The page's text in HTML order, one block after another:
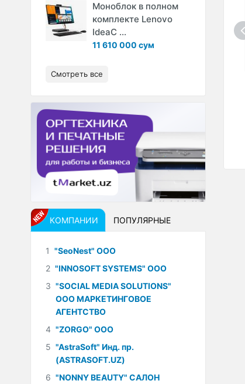
"HAIER SHOP"
HEAVEN ООО)
Моноблок в полном
комплекте Lenovo
IdeaC ...
11 610 000 сум
Смотреть все
КОМПАНИИ ПОПУЛЯРНЫЕ
1 "SeoNest" ООО
2 "INNOSOFT SYSTEMS" ООО
3 "SOCIAL MEDIA SOLUTIONS"
ООО МАРКЕТИНГОВОЕ
АГЕНТСТВО
4 "ZORGO" ООО
5 "AstraSoft" Инд. пр.
(ASTRASOFT.UZ)
6 "NONNY BEAUTY" САЛОН